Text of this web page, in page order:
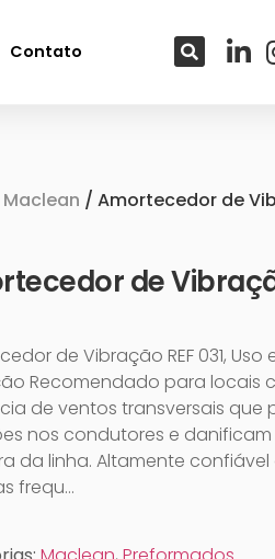
Contato
Maclean / Amortecedor de
de
de Vibração REF 031, Uso
Recomendado para locais
de ventos transversais que
nos condutores e
da linha. Altamente
frequ…